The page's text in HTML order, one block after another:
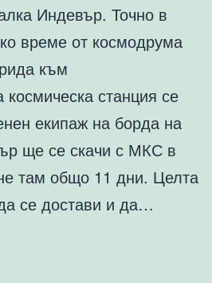
Индевър. Точно в
време от космодрума
към
станция се
екипаж на борда на
ще се скачи с МКС в
там общо 11 дни. Целта
се достави и да…